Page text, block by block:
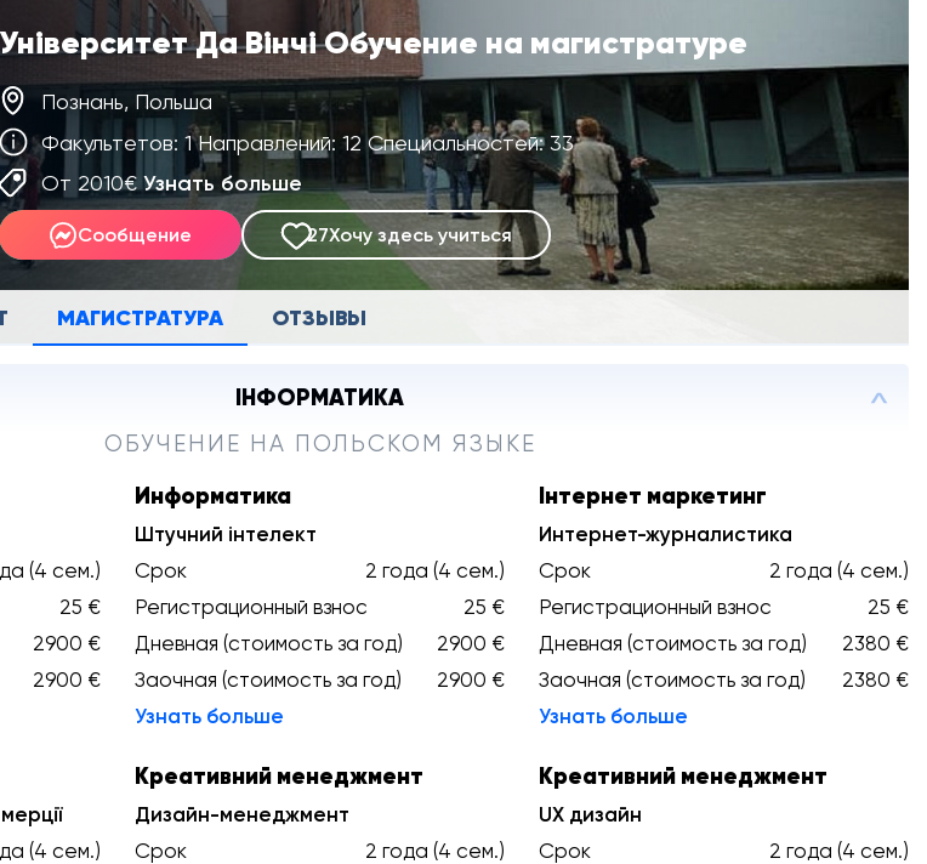
Університет Да Вінчі Обучение на магистратуре
Познань, Польша
Факультетов: 1 Направлений: 12 Специальностей: 33
От 2010€ Узнать больше
Сообщение 27Хочу здесь учиться
МАГИСТРАТУРА ОТЗЫВЫ
ІНФОРМАТИКА
ОБУЧЕНИЕ НА ПОЛЬСКОМ ЯЗЫКЕ
(4 сем.)
25 €
2900 €
2900 €
Информатика
Штучний інтелект
Срок
2 года (4 сем.)
Регистрационный взнос
25 €
Дневная (стоимость за год)
2900 €
Заочная (стоимость за год)
2900 €
Узнать больше
Інтернет маркетинг
Интернет-журналистика
Срок
2 года (4 сем.)
Регистрационный взнос
25 €
Дневная (стоимость за год)
2380 €
Заочная (стоимость за год)
2380 €
Узнать больше
(4 сем.)
Креативний менеджмент
Дизайн-менеджмент
Срок
2 года (4 сем.)
Креативний менеджмент
UX дизайн
Срок
2 года (4 сем.)